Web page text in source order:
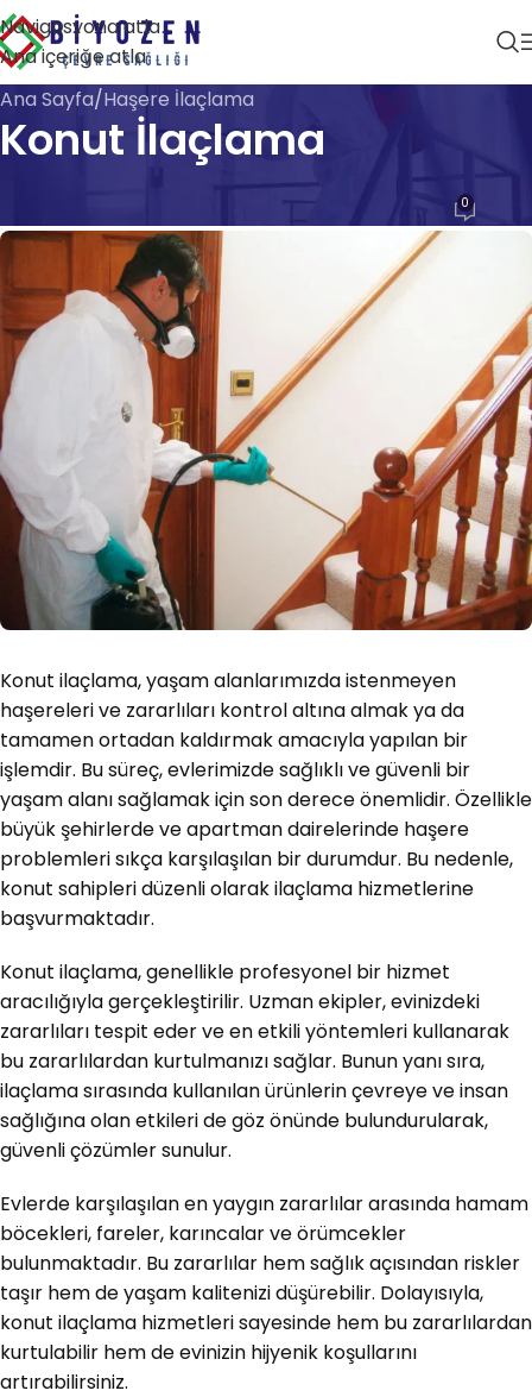
Navigasyona atla
Ana içeriğe atla
Ana Sayfa Haşere İlaçlama
Konut İlaçlama
HAŞERE İLAÇLAMA
0
Konut ilaçlama, yaşam alanlarımızda istenmeyen
haşereleri ve zararlıları kontrol altına almak ya da
tamamen ortadan kaldırmak amacıyla yapılan bir
işlemdir. Bu süreç, evlerimizde sağlıklı ve güvenli bir
yaşam alanı sağlamak için son derece önemlidir. Özellikle
büyük şehirlerde ve apartman dairelerinde haşere
problemleri sıkça karşılaşılan bir durumdur. Bu nedenle,
konut sahipleri düzenli olarak ilaçlama hizmetlerine
başvurmaktadır.
Konut ilaçlama, genellikle profesyonel bir hizmet
aracılığıyla gerçekleştirilir. Uzman ekipler, evinizdeki
zararlıları tespit eder ve en etkili yöntemleri kullanarak
bu zararlılardan kurtulmanızı sağlar. Bunun yanı sıra,
ilaçlama sırasında kullanılan ürünlerin çevreye ve insan
sağlığına olan etkileri de göz önünde bulundurularak,
güvenli çözümler sunulur.
Evlerde karşılaşılan en yaygın zararlılar arasında hamam
böcekleri, fareler, karıncalar ve örümcekler
bulunmaktadır. Bu zararlılar hem sağlık açısından riskler
taşır hem de yaşam kalitenizi düşürebilir. Dolayısıyla,
konut ilaçlama hizmetleri sayesinde hem bu zararlılardan
kurtulabilir hem de evinizin hijyenik koşullarını
artırabilirsiniz.